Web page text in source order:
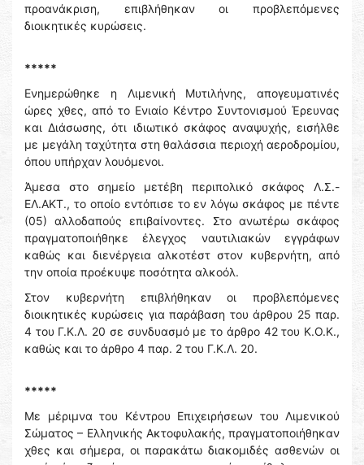
προανάκριση, επιβλήθηκαν οι προβλεπόμενες
διοικητικές κυρώσεις.
*****
Ενημερώθηκε η Λιμενική Μυτιλήνης, απογευματινές
ώρες χθες, από το Ενιαίο Κέντρο Συντονισμού Έρευνας
και Διάσωσης, ότι ιδιωτικό σκάφος αναψυχής, εισήλθε
με μεγάλη ταχύτητα στη θαλάσσια περιοχή αεροδρομίου,
όπου υπήρχαν λουόμενοι.
Άμεσα στο σημείο μετέβη περιπολικό σκάφος Λ.Σ.-
ΕΛ.ΑΚΤ., το οποίο εντόπισε το εν λόγω σκάφος με πέντε
(05) αλλοδαπούς επιβαίνοντες. Στο ανωτέρω σκάφος
πραγματοποιήθηκε έλεγχος ναυτιλιακών εγγράφων
καθώς και διενέργεια αλκοτέστ στον κυβερνήτη, από
την οποία προέκυψε ποσότητα αλκοόλ.
Στον κυβερνήτη επιβλήθηκαν οι προβλεπόμενες
διοικητικές κυρώσεις για παράβαση του άρθρου 25 παρ.
4 του Γ.Κ.Λ. 20 σε συνδυασμό με το άρθρο 42 του Κ.Ο.Κ.,
καθώς και το άρθρο 4 παρ. 2 του Γ.Κ.Λ. 20.
*****
Με μέριμνα του Κέντρου Επιχειρήσεων του Λιμενικού
Σώματος – Ελληνικής Ακτοφυλακής, πραγματοποιήθηκαν
χθες και σήμερα, οι παρακάτω διακομιδές ασθενών οι